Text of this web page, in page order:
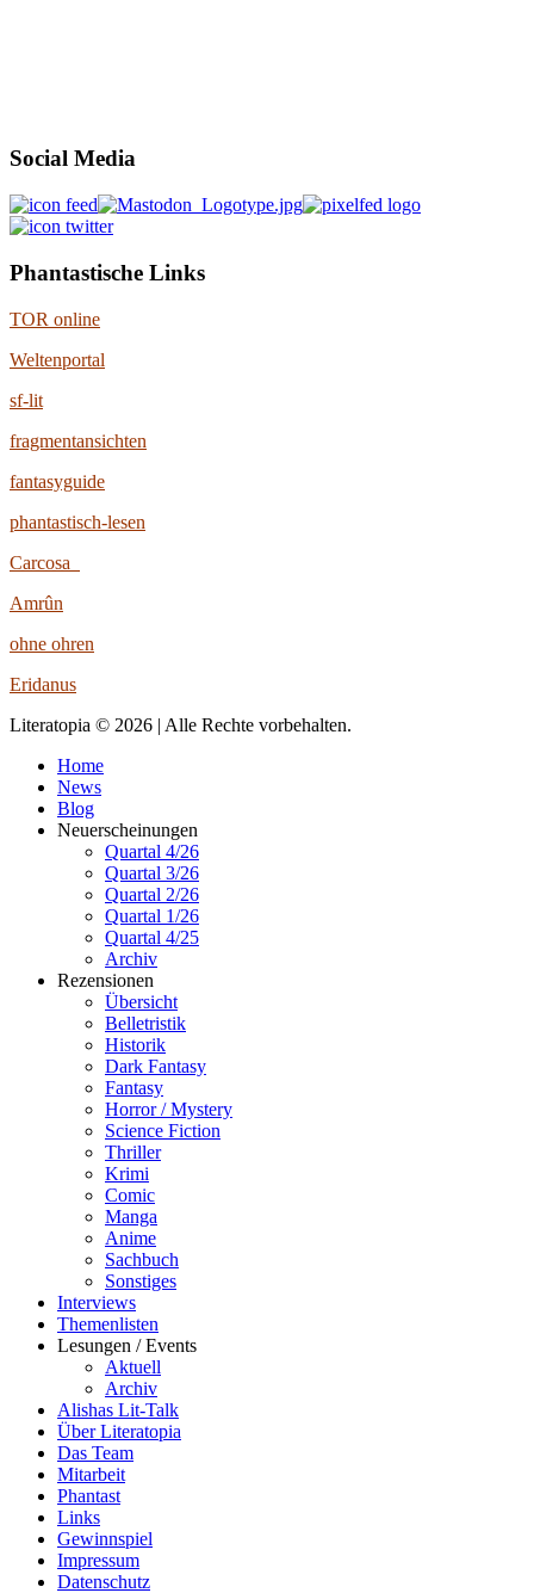
Social Media
Phantastische Links
TOR online
Weltenportal
sf-lit
fragmentansichten
fantasyguide
phantastisch-lesen
Carcosa
Amrûn
ohne ohren
Eridanus
Literatopia © 2026 | Alle Rechte vorbehalten.
Home
News
Blog
Neuerscheinungen
Quartal 4/26
Quartal 3/26
Quartal 2/26
Quartal 1/26
Quartal 4/25
Archiv
Rezensionen
Übersicht
Belletristik
Historik
Dark Fantasy
Fantasy
Horror / Mystery
Science Fiction
Thriller
Krimi
Comic
Manga
Anime
Sachbuch
Sonstiges
Interviews
Themenlisten
Lesungen / Events
Aktuell
Archiv
Alishas Lit-Talk
Über Literatopia
Das Team
Mitarbeit
Phantast
Links
Gewinnspiel
Impressum
Datenschutz